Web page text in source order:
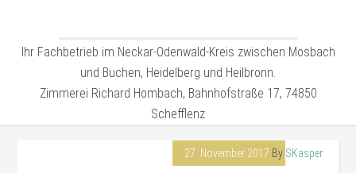
Ihr Fachbetrieb im Neckar-Odenwald-Kreis zwischen Mosbach
und Buchen, Heidelberg und Heilbronn.
Zimmerei Richard Hombach, Bahnhofstraße 17, 74850
Schefflenz
27. November 2017 By SKasper